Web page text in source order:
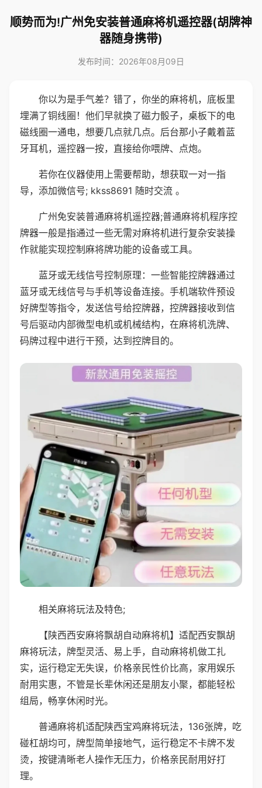
顺势而为!广州免安装普通麻将机遥控器(胡牌神
器随身携带)
发布时间：2026年08月09日
你以为是手气差？错了，你坐的麻将机，底板里
埋满了铜线圈！他们早就换了磁力骰子，桌板下的电
磁线圈一通电，想要几点就几点。后台那小子戴着蓝
牙耳机，遥控器一按，直接给你喂牌、点炮。
若你在仪器使用上需要帮助，想获取一对一指
导，添加微信号; kkss8691 随时交流 。
广州免安装普通麻将机遥控器;普通麻将机程序控
牌器一般是指通过一些无需对麻将机进行复杂安装操
作就能实现控制麻将牌功能的设备或工具。
蓝牙或无线信号控制原理：一些智能控牌器通过
蓝牙或无线信号与手机等设备连接。手机端软件预设
好牌型等指令，发送信号给控牌器，控牌器接收到信
号后驱动内部微型电机或机械结构，在麻将机洗牌、
码牌过程中进行干预，达到控牌目的。
相关麻将玩法及特色;
【陕西西安麻将飘胡自动麻将机】适配西安飘胡
麻将玩法，牌型灵活、易上手，自动麻将机做工扎
实，运行稳定无失误，价格亲民性价比高，家用娱乐
耐用实惠，不管是长辈休闲还是朋友小聚，都能轻松
组局，畅享休闲时光。
普通麻将机适配陕西宝鸡麻将玩法，136张牌，吃
碰杠胡均可，牌型简单接地气，运行稳定不卡牌不发
烫，按键清晰老人操作无压力，价格亲民耐用好打
理。